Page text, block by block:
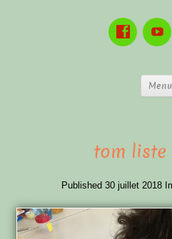
Menu
tom liste
Published 30 juillet 2018